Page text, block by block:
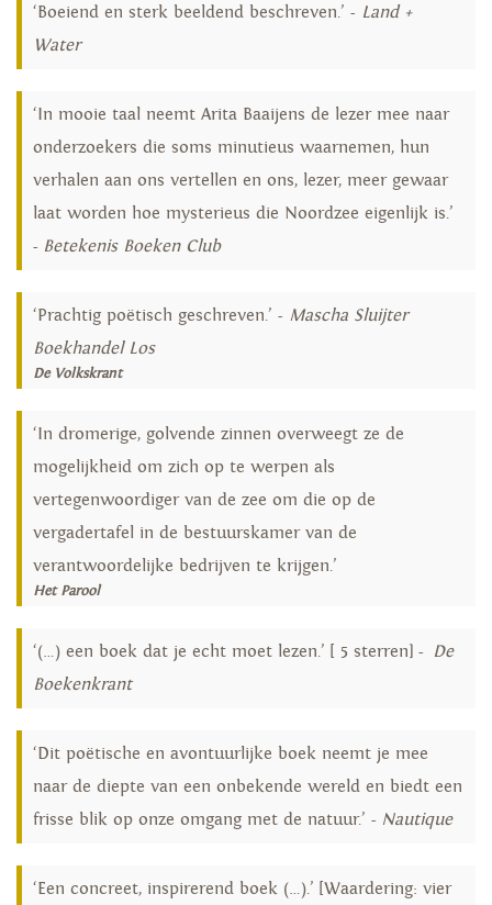
‘Boeiend en sterk beeldend beschreven.’ - Land +
Water
‘In mooie taal neemt Arita Baaijens de lezer mee naar
onderzoekers die soms minutieus waarnemen, hun
verhalen aan ons vertellen en ons, lezer, meer gewaar
laat worden hoe mysterieus die Noordzee eigenlijk is.’
- Betekenis Boeken Club
‘Prachtig poëtisch geschreven.’ - Mascha Sluijter
Boekhandel Los
De Volkskrant
‘In dromerige, golvende zinnen overweegt ze de
mogelijkheid om zich op te werpen als
vertegenwoordiger van de zee om die op de
vergadertafel in de bestuurskamer van de
verantwoordelijke bedrijven te krijgen.’
Het Parool
‘(…) een boek dat je echt moet lezen.’ [ 5 sterren] - De
Boekenkrant
‘Dit poëtische en avontuurlijke boek neemt je mee
naar de diepte van een onbekende wereld en biedt een
frisse blik op onze omgang met de natuur.’ - Nautique
‘Een concreet, inspirerend boek (…).’ [Waardering: vier